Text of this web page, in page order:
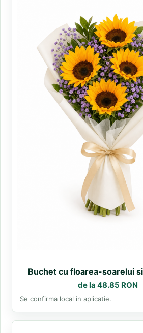
Buchet cu floarea-soarelui
de la 48.85 RON
Se confirma local in aplicatie.